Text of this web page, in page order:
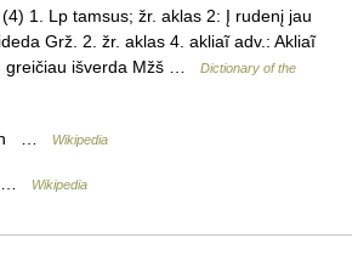
1. Lp tamsus; žr. aklas 2: Į rudenį jau
Grž. 2. žr. aklas 4. akliaĩ adv.: Akliaĩ
greičiau išverda Mžš …
Dictionary of the
… Wikipedia
… Wikipedia